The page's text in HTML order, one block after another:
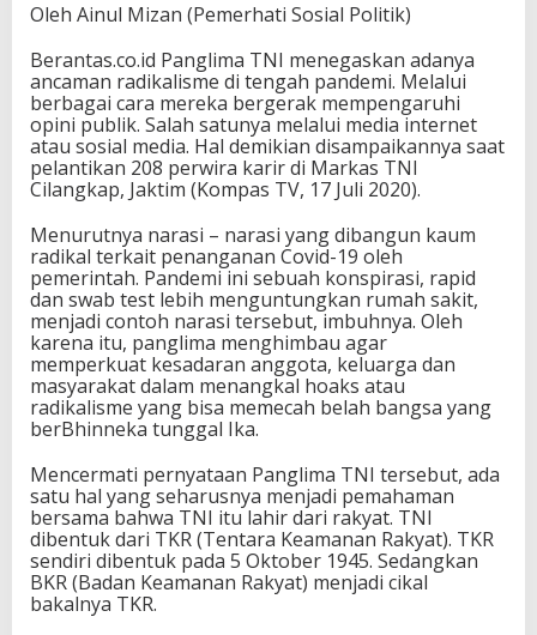
Oleh Ainul Mizan (Pemerhati Sosial Politik)
Berantas.co.id Panglima TNI menegaskan adanya
ancaman radikalisme di tengah pandemi. Melalui
berbagai cara mereka bergerak mempengaruhi
opini publik. Salah satunya melalui media internet
atau sosial media. Hal demikian disampaikannya saat
pelantikan 208 perwira karir di Markas TNI
Cilangkap, Jaktim (Kompas TV, 17 Juli 2020).
Menurutnya narasi – narasi yang dibangun kaum
radikal terkait penanganan Covid-19 oleh
pemerintah. Pandemi ini sebuah konspirasi, rapid
dan swab test lebih menguntungkan rumah sakit,
menjadi contoh narasi tersebut, imbuhnya. Oleh
karena itu, panglima menghimbau agar
memperkuat kesadaran anggota, keluarga dan
masyarakat dalam menangkal hoaks atau
radikalisme yang bisa memecah belah bangsa yang
berBhinneka tunggal Ika.
Mencermati pernyataan Panglima TNI tersebut, ada
satu hal yang seharusnya menjadi pemahaman
bersama bahwa TNI itu lahir dari rakyat. TNI
dibentuk dari TKR (Tentara Keamanan Rakyat). TKR
sendiri dibentuk pada 5 Oktober 1945. Sedangkan
BKR (Badan Keamanan Rakyat) menjadi cikal
bakalnya TKR.